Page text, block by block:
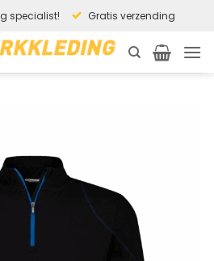
specialist! Gratis verzending